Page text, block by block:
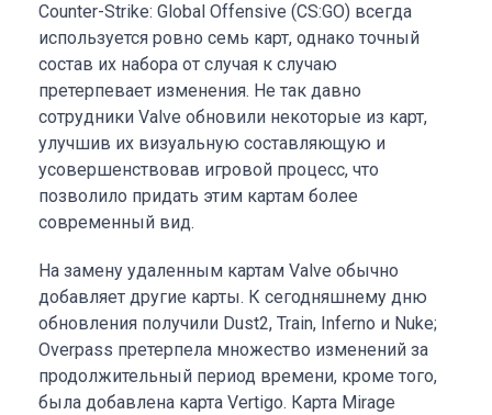
Counter-Strike: Global Offensive (CS:GO) всегда
используется ровно семь карт, однако точный
состав их набора от случая к случаю
претерпевает изменения. Не так давно
сотрудники Valve обновили некоторые из карт,
улучшив их визуальную составляющую и
усовершенствовав игровой процесс, что
позволило придать этим картам более
современный вид.
На замену удаленным картам Valve обычно
добавляет другие карты. К сегодняшнему дню
обновления получили Dust2, Train, Inferno и Nuke;
Overpass претерпела множество изменений за
продолжительный период времени, кроме того,
была добавлена карта Vertigo. Карта Mirage